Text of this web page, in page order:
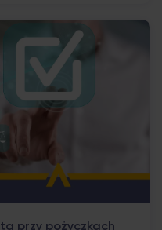
pożyczkowe weryfikują
odgrywa tu
przy pożyczkach